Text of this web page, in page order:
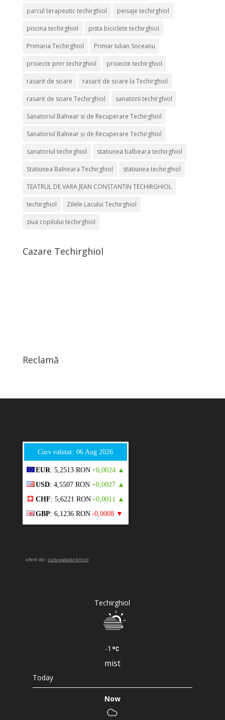
parcul terapeutic techirghiol peisaje techirghiol
piscina techirghiol pista biciclete techirghiol
Primaria Techirghiol Primar Iulian Soceanu
proiecte pnrr techirghiol proiecte techirghiol
rasarit de soare rasarit de soare la Techirghiol
rasarit de soare Techirghiol sanatorii techirghiol
Sanatoriul Balnear si de Recuperare Techirghiol
Sanatoriul Balnear și de Recuperare Techirghiol
sanatoriul techirghiol statiunea balbeara techirghiol
Statiunea Balneara Techirghiol statiunea techirghiol
TEATRUL DE VARA JEAN CONSTANTIN TECHIRGHIOL
techirghiol Zilele Lacului Techirghiol
ziua copilului techirghiol
Cazare Techirghiol
Reclamă
Curs valutar: 06 Aug 2026
EUR: 5,2513 RON +0,0024 ▲
USD: 4,5507 RON +0,0027 ▲
CHF: 5,6221 RON+0,0011 ▲
GBP: 6,1236 RON -0,0008 ▼
oferit de: curs-valutar-bnr.ro
Techirghiol
-1
mist
Today
Now